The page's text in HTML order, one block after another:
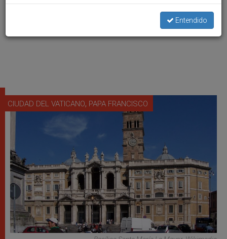
CIUDAD DEL VATICANO, PAPA FRANCISCO
Entendido